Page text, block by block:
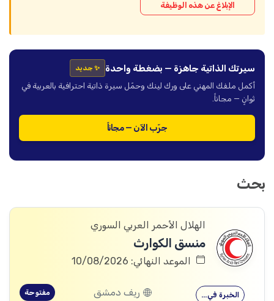
الإبلاغ عن هذه الوظيفة
سيرتك الذاتية جاهزة — بضغطة واحدة ✨ جديد
أكمل ملفك المهني على ورك لينك وحمّل سيرة ذاتية احترافية بالعربية في
ثوانٍ — مجاناً.
جرّب الآن — مجاناً
بحث
الهلال الأحمر العربي السوري
منسق الكوارث
الموعد النهائي: 10/08/2026
الخبرة في… ريف دمشق مفتوحة